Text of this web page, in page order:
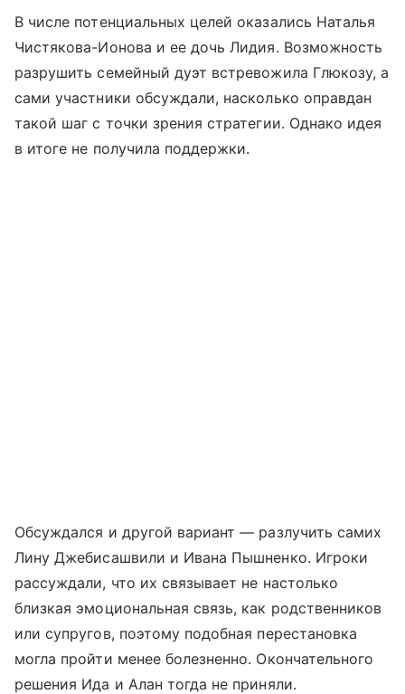
В числе потенциальных целей оказались Наталья
Чистякова-Ионова и ее дочь Лидия. Возможность
разрушить семейный дуэт встревожила Глюкозу, а
сами участники обсуждали, насколько оправдан
такой шаг с точки зрения стратегии. Однако идея
в итоге не получила поддержки.
Обсуждался и другой вариант — разлучить самих
Лину Джебисашвили и Ивана Пышненко. Игроки
рассуждали, что их связывает не настолько
близкая эмоциональная связь, как родственников
или супругов, поэтому подобная перестановка
могла пройти менее болезненно. Окончательного
решения Ида и Алан тогда не приняли.